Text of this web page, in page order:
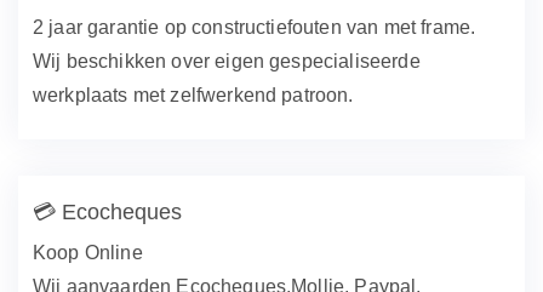
2 jaar garantie op constructiefouten van met frame.
Wij beschikken over eigen gespecialiseerde
werkplaats met zelfwerkend patroon.
💳 Ecocheques
Koop Online
Wij aanvaarden Ecocheques,Mollie, Paypal,